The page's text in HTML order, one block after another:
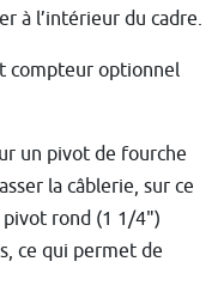
à l’intérieur du cadre.
compteur optionnel
un pivot de fourche
la câblerie, sur ce
pivot rond (1 1/4")
ce qui permet de